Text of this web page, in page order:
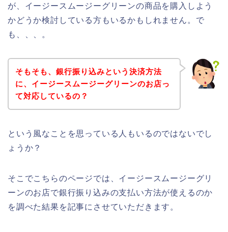
が、イージースムージーグリーンの商品を購入しよう
かどうか検討している方もいるかもしれません。で
も、、、。
そもそも、銀行振り込みという決済方法
に、イージースムージーグリーンのお店っ
て対応しているの？
という風なことを思っている人もいるのではないでし
ょうか？
そこでこちらのページでは、イージースムージーグリ
ーンのお店で銀行振り込みの支払い方法が使えるのか
を調べた結果を記事にさせていただきます。